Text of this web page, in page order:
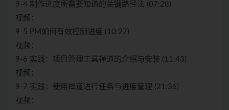
9-4 制作进度所需要知道的关键路径法 (07:28)
视频：
9-5 PM如何有效控制进度 (10:27)
视频：
9-6 实践：项目管理工具禅道的介绍与安装 (11:43)
视频：
9-7 实践：使用禅道进行任务与进度管理 (21:36)
视频：